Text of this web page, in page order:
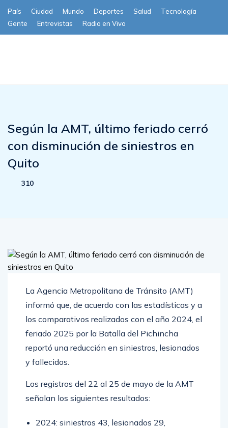
País Ciudad Mundo Deportes Salud
Tecnología
Gente
Entrevistas Radio en Vivo
Según la AMT, último feriado cerró
con disminución de siniestros en
Quito
310
La Agencia Metropolitana de Tránsito (AMT)
informó que, de acuerdo con las estadísticas y a
los comparativos realizados con el año 2024, el
feriado 2025 por la Batalla del Pichincha
reportó una reducción en siniestros, lesionados
y fallecidos.
Los registros del 22 al 25 de mayo de la AMT
señalan los siguientes resultados:
2024: siniestros 43, lesionados 29,